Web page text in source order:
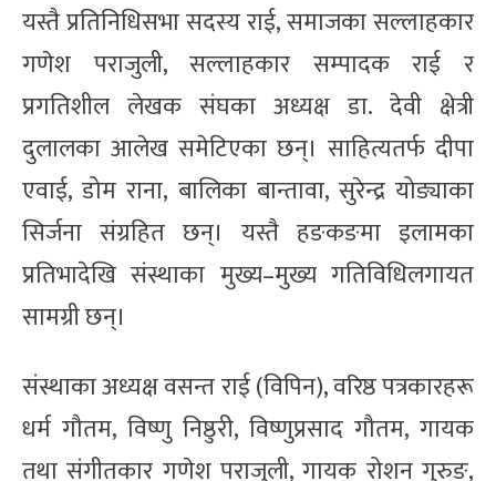
यस्तै प्रतिनिधिसभा सदस्य राई, समाजका सल्लाहकार
गणेश पराजुली, सल्लाहकार सम्पादक राई र
प्रगतिशील लेखक संघका अध्यक्ष डा. देवी क्षेत्री
दुलालका आलेख समेटिएका छन्। साहित्यतर्फ दीपा
एवाई, डोम राना, बालिका बान्तावा, सुरेन्द्र योङ्याका
सिर्जना संग्रहित छन्। यस्तै हङकङमा इलामका
प्रतिभादेखि संस्थाका मुख्य–मुख्य गतिविधिलगायत
सामग्री छन्।
संस्थाका अध्यक्ष वसन्त राई (विपिन), वरिष्ठ पत्रकारहरू
धर्म गौतम, विष्णु निष्ठुरी, विष्णुप्रसाद गौतम, गायक
तथा संगीतकार गणेश पराजुली, गायक रोशन गुरुङ,